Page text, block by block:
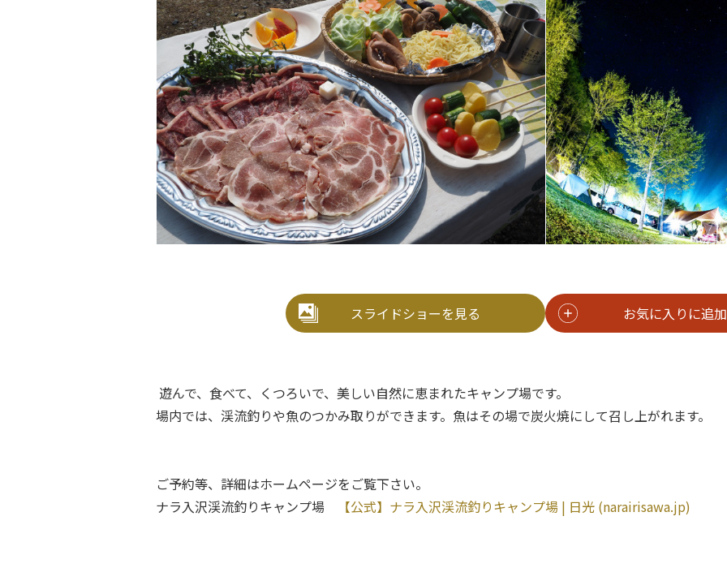
スライドショーを見る お気に入りに追加
遊んで、食べて、くつろいで、美しい自然に恵まれたキャンプ場です。
場内では、渓流釣りや魚のつかみ取りができます。魚はその場で炭火焼にして召し上がれます。
ご予約等、詳細はホームページをご覧下さい。
ナラ入沢渓流釣りキャンプ場
【公式】ナラ入沢渓流釣りキャンプ場 | 日光 (narairisawa.jp)